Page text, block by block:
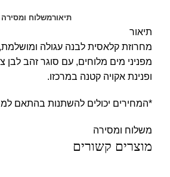
תיאורמשלוח ומסירה
תיאור
מחרוזת קלאסית לבנה עגולה
מפניני מים מלוחים, עם סוגר זהב לבן
ופנינת אקויה קטנה במרכזו.
*המחירים יכולים להשתנות בהתאם
משלוח ומסירה
מוצרים קשורים